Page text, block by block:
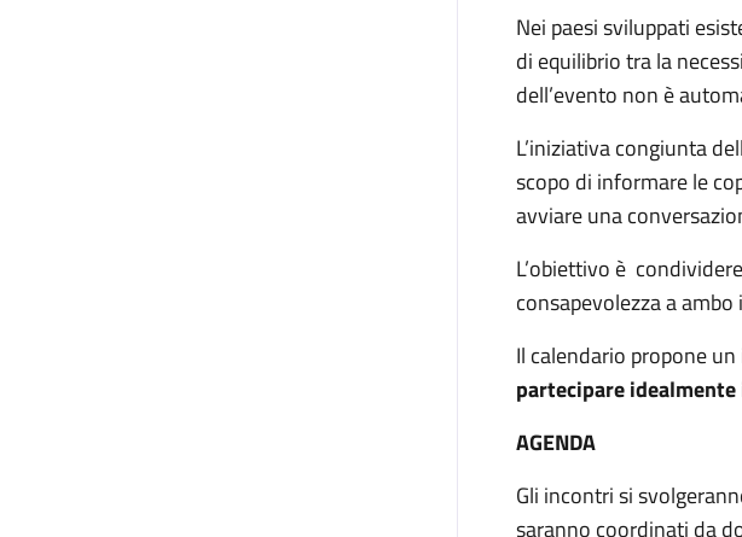
Nei paesi sviluppati
di equilibrio tra la
dell’evento non è
L’iniziativa congiunta
scopo di informare le
avviare una
L’obiettivo è
consapevolezza a ambo
Il calendario propone
partecipare
AGENDA
Gli incontri si
saranno coordinati da